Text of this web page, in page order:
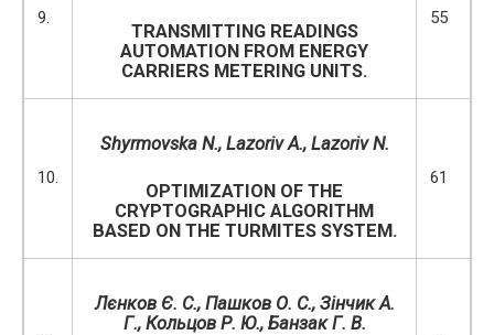
9.
TRANSMITTING READINGS
AUTOMATION FROM ENERGY
CARRIERS METERING UNITS.
55
10.
Shyrmovska N., Lazoriv A., Lazoriv N.
OPTIMIZATION OF THE
CRYPTOGRAPHIC ALGORITHM
BASED ON THE TURMITES SYSTEM.
61
Лєнков Є. С., Пашков О. С., Зінчик А.
Г., Кольцов Р. Ю., Банзак Г. В.